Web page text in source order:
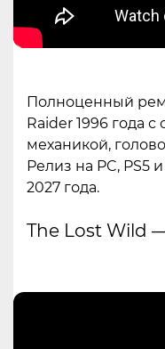
Полноценный
Raider 1996 года
механикой,
Релиз на PC, PS5
2027 года.
The Lost Wild